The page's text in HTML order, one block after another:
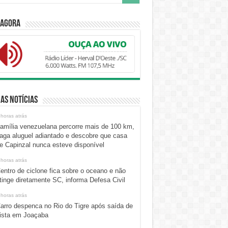
Notícias
atrás
venezuelana percorre mais de 100 km,
aluguel adiantado e descobre que casa
Capinzal nunca esteve disponível
atrás
de ciclone fica sobre o oceano e não
diretamente SC, informa Defesa Civil
atrás
despenca no Rio do Tigre após saída de
em Joaçaba